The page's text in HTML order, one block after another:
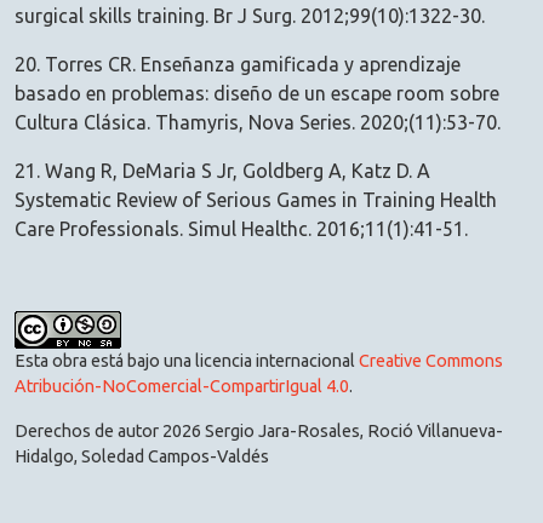
surgical skills training. Br J Surg. 2012;99(10):1322-30.
20. Torres CR. Enseñanza gamificada y aprendizaje
basado en problemas: diseño de un escape room sobre
Cultura Clásica. Thamyris, Nova Series. 2020;(11):53-70.
21. Wang R, DeMaria S Jr, Goldberg A, Katz D. A
Systematic Review of Serious Games in Training Health
Care Professionals. Simul Healthc. 2016;11(1):41-51.
Esta obra está bajo una licencia internacional Creative Commons
Atribución-NoComercial-CompartirIgual 4.0.
Derechos de autor 2026 Sergio Jara-Rosales, Roció Villanueva-
Hidalgo, Soledad Campos-Valdés